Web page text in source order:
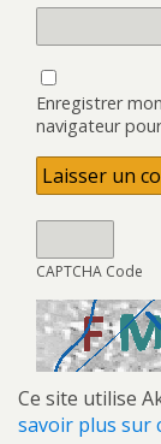
Enregistrer
navigateur
CAPTCHA Code
Ce site utilise
savoir plus sur